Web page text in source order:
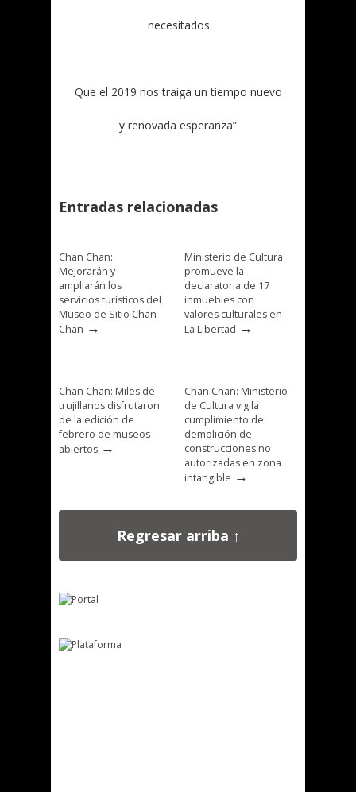
necesitados.
Que el 2019 nos traiga un tiempo nuevo
y renovada esperanza”
Entradas relacionadas
Chan Chan:
Mejorarán y
ampliarán los
servicios turísticos del
Museo de Sitio Chan
Chan →
Ministerio de Cultura
promueve la
declaratoria de 17
inmuebles con
valores culturales en
La Libertad →
Chan Chan: Miles de
trujillanos disfrutaron
de la edición de
febrero de museos
abiertos →
Chan Chan: Ministerio
de Cultura vigila
cumplimiento de
demolición de
construcciones no
autorizadas en zona
intangible →
Regresar arriba ↑